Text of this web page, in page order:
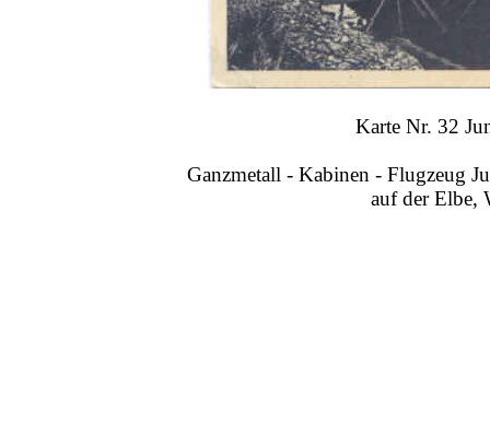
Karte Nr. 32
Ganzmetall - Kabinen - Flugzeug
auf der Elbe,